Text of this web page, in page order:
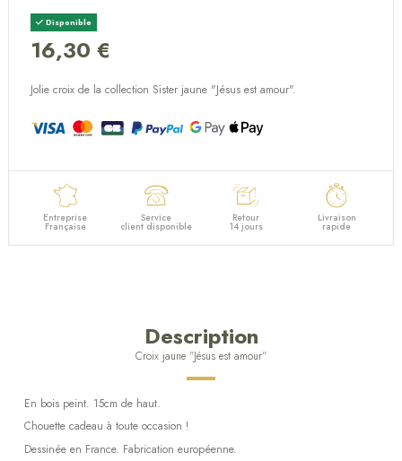
Disponible
16,30 €
Jolie croix de la collection Sister jaune "Jésus est amour".
Entreprise
Française
Service
client disponible
Retour
14 jours
Livraison
rapide
Description
Croix jaune "Jésus est amour"
En bois peint. 15cm de haut.
Chouette cadeau à toute occasion !
Dessinée en France. Fabrication européenne.